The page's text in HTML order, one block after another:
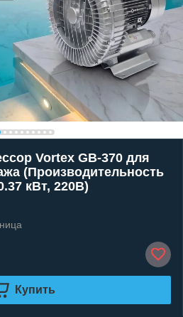
Vortex GB-370 для
(Производительность
кВт, 220В)
Купить